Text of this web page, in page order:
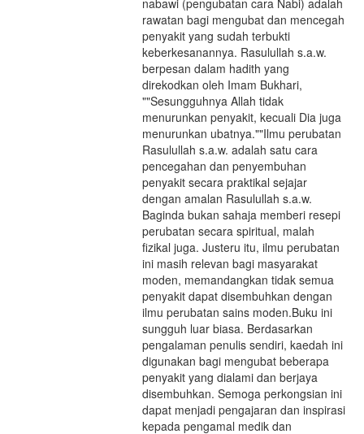
nabawi (pengubatan cara Nabi) adalah
rawatan bagi mengubat dan mencegah
penyakit yang sudah terbukti
keberkesanannya. Rasulullah s.a.w.
berpesan dalam hadith yang
direkodkan oleh Imam Bukhari,
""Sesungguhnya Allah tidak
menurunkan penyakit, kecuali Dia juga
menurunkan ubatnya.""Ilmu perubatan
Rasulullah s.a.w. adalah satu cara
pencegahan dan penyembuhan
penyakit secara praktikal sejajar
dengan amalan Rasulullah s.a.w.
Baginda bukan sahaja memberi resepi
perubatan secara spiritual, malah
fizikal juga. Justeru itu, ilmu perubatan
ini masih relevan bagi masyarakat
moden, memandangkan tidak semua
penyakit dapat disembuhkan dengan
ilmu perubatan sains moden.Buku ini
sungguh luar biasa. Berdasarkan
pengalaman penulis sendiri, kaedah ini
digunakan bagi mengubat beberapa
penyakit yang dialami dan berjaya
disembuhkan. Semoga perkongsian ini
dapat menjadi pengajaran dan inspirasi
kepada pengamal medik dan